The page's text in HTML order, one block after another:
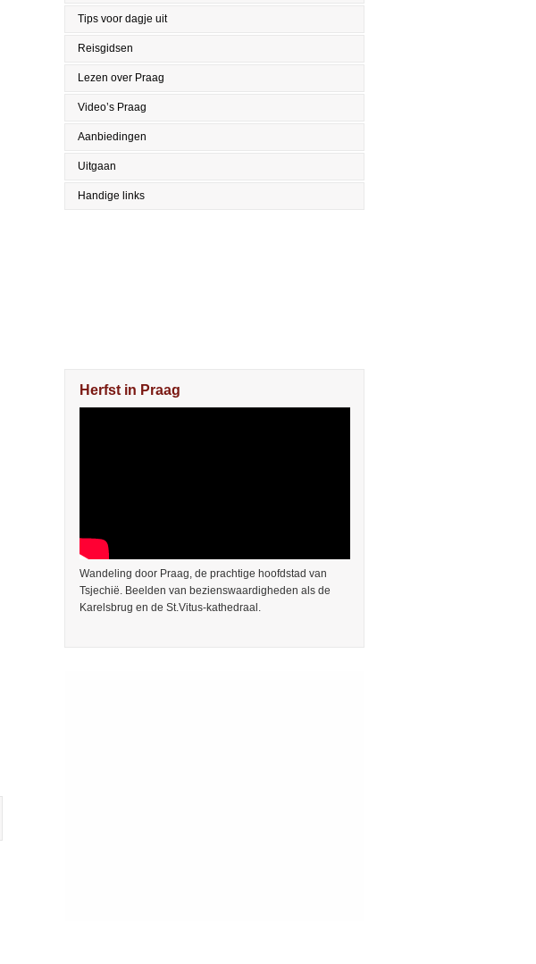
Tips voor dagje uit
Reisgidsen
Lezen over Praag
Video’s Praag
Aanbiedingen
Uitgaan
Handige links
Herfst in Praag
Wandeling door Praag, de prachtige hoofdstad van
Tsjechië. Beelden van bezienswaardigheden als de
Karelsbrug en de St.Vitus-kathedraal.